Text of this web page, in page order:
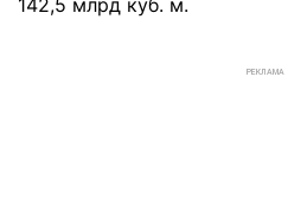
142,5 млрд куб. м.
РЕКЛАМА